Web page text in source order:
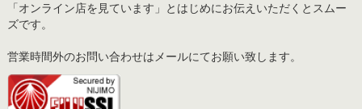
「オンライン店を見ています」とはじめにお伝えいただくとスムー
ズです。
営業時間外のお問い合わせはメールにてお願い致します。